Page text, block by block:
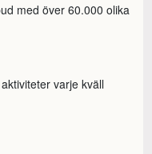
med över 60.000 olika
varje kväll